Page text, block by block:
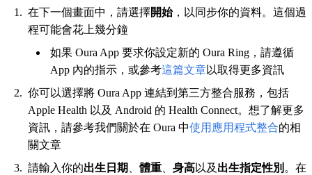
在下一個畫面中，請選擇開始，以同步你的資料。這個過
程可能會花上幾分鐘
如果 Oura App 要求你設定新的 Oura Ring，請遵循
App 內的指示，或參考這篇文章以取得更多資訊
你可以選擇將 Oura App 連結到第三方整合服務，包括
Apple Health 以及 Android 的 Health Connect。想了解更多
資訊，請參考我們關於在 Oura 中使用應用程式整合的相
關文章
請輸入你的出生日期 體重 身高以及 出生指定性別 。在